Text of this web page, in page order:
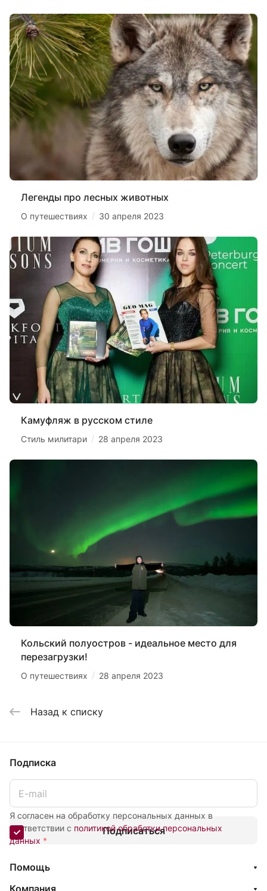
Легенды про лесных животных
О путешествиях / 30 апреля 2023
Камуфляж в русском стиле
Стиль милитари / 28 апреля 2023
Кольский полуостров - идеальное место для
перезагрузки!
О путешествиях / 28 апреля 2023
Назад к списку
Подписка
Я согласен на обработку персональных данных в
соответствии с политикой обработки персональных
данных *
Подписаться
Помощь
Компания